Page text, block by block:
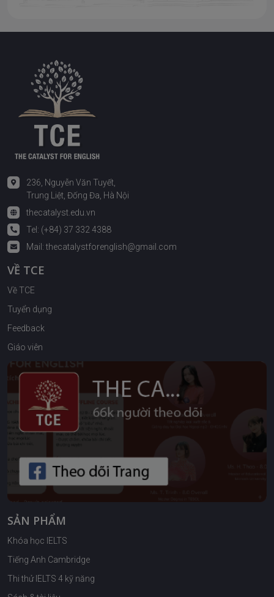
236, Nguyễn Văn Tuyết,
Trung Liệt, Đống Đa, Hà Nội
thecatalyst.edu.vn
Tel: (+84) 37 332 4388
Mail: thecatalystforenglish@gmail.com
VỀ TCE
Về TCE
Tuyển dụng
Feedback
Giáo viên
SẢN PHẨM
Khóa học IELTS
Tiếng Anh Cambridge
Thi thử IELTS 4 kỹ năng